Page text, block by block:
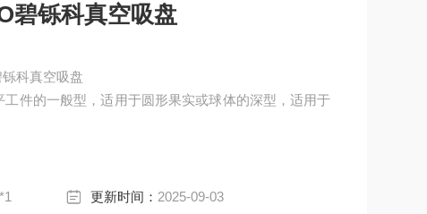
碧铄科真空吸盘
科真空吸盘
件的一般型，适用于圆形果实或球体的深型，适用于
更新时间： 2025-09-03